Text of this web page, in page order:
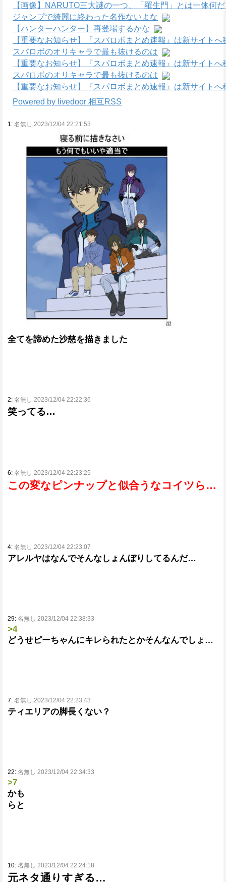
【画像】NARUTO三大謎の一つ、「羅生門」とは一体何
ジャンプで綺麗に終わった名作ないよな
【ハンターハンター】再登場するかな
【重要なお知らせ】『スパロボまとめ速報』は新サイトへ
スパロボのオリキャラで最も抜けるのは
【重要なお知らせ】『スパロボまとめ速報』は新サイトへ
スパロボのオリキャラで最も抜けるのは
【重要なお知らせ】『スパロボまとめ速報』は新サイトへ
Powered by livedoor 相互RSS
1: 名無し 2023/12/04 22:21:53
全てを諦めた沙慈を描きました
2: 名無し 2023/12/04 22:22:36
笑ってる…
6: 名無し 2023/12/04 22:23:25
この変なピンナップと似合うなコイツら…
4: 名無し 2023/12/04 22:23:07
アレルヤはなんでそんなしょんぼりしてるんだ…
29: 名無し 2023/12/04 22:38:33
>4
どうせピーちゃんにキレられたとかそんなんでしょ…
7: 名無し 2023/12/04 22:23:43
ティエリアの脚長くない？
22: 名無し 2023/12/04 22:34:33
>7
かも
らと
10: 名無し 2023/12/04 22:24:18
元ネタ通りすぎる…